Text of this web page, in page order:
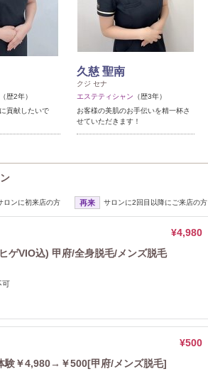
（歴2年）
貢献したいで
久慈 聖南
クジ セナ
エステティシャン （歴3年）
お客様の美肌のお手伝いを精一杯さ
せていただきます！
ロンに初来店の方 再来 サロンに2回目以降にご来店の方
¥4,980
ゲVIO込) 甲府/全身脱毛/メンズ脱毛
可
¥500
験￥4,980→￥500[甲府/メンズ脱毛]